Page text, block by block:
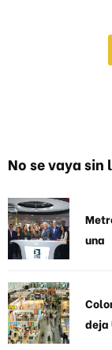
No se vaya sin
una
deja